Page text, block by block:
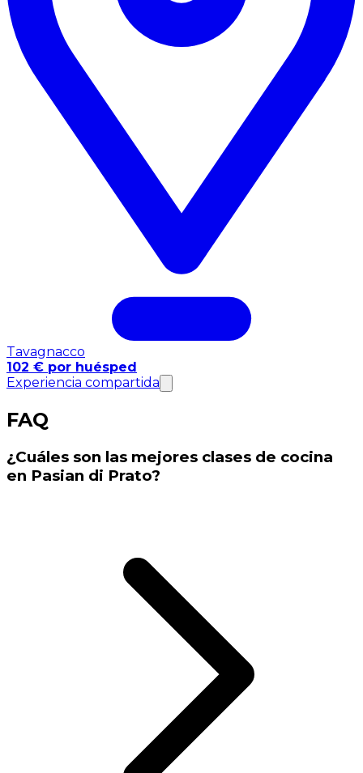
Tavagnacco
102 € por huésped
Experiencia compartida
FAQ
¿Cuáles son las mejores clases de cocina
en Pasian di Prato?